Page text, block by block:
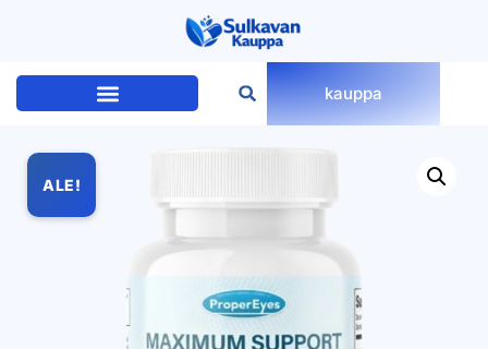
kauppa
ALE!